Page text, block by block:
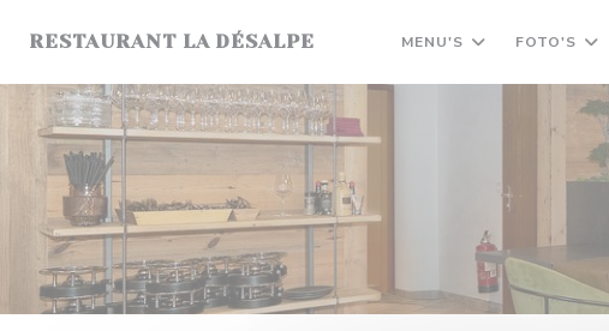
RESTAURANT LA DÉSALPE MENU'S FOTO'S